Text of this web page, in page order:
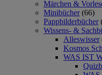
Märchen &
Minibücher (66)
Pappbilderbücher
Wissens- &
Alleswisser
Kosmos
WAS IST